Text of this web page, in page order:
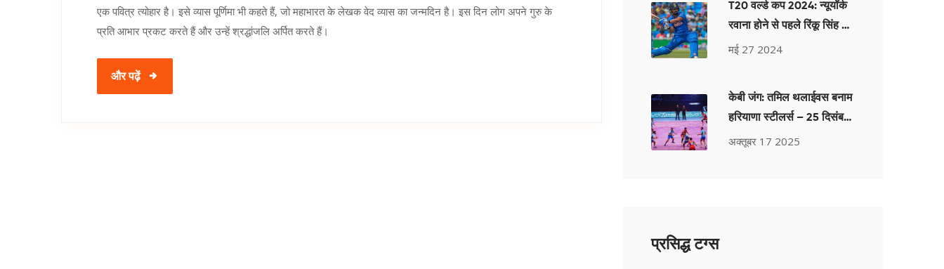
एक पवित्र त्योहार है। इसे व्यास पूर्णिमा भी कहते हैं, जो महाभारत के लेखक वेद व्यास का जन्मदिन है। इस दिन लोग अपने गुरु के
प्रति आभार प्रकट करते हैं और उन्हें श्रद्धांजलि अर्पित करते हैं।
और पढ़ें
T20 वर्ल्ड कप 2024: न्यूयॉर्क
रवाना होने से पहले रिंकू सिंह को
फ्लैटमेट ध्रुव जुरेल की
मई 27 2024
केबी जंग: तमिल थलाईवस बनाम
हरियाणा स्टीलर्स – 25 दिसंबर
2018 को स्टार स्पोर्ट्स पर
अक्तूबर 17 2025
प्रसिद्ध टग्स